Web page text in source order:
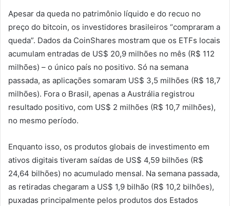
Apesar da queda no patrimônio líquido e do recuo no
preço do bitcoin, os investidores brasileiros “compraram a
queda”. Dados da CoinShares mostram que os ETFs locais
acumulam entradas de US$ 20,9 milhões no mês (R$ 112
milhões) – o único país no positivo. Só na semana
passada, as aplicações somaram US$ 3,5 milhões (R$ 18,7
milhões). Fora o Brasil, apenas a Austrália registrou
resultado positivo, com US$ 2 milhões (R$ 10,7 milhões),
no mesmo período.
Enquanto isso, os produtos globais de investimento em
ativos digitais tiveram saídas de US$ 4,59 bilhões (R$
24,64 bilhões) no acumulado mensal. Na semana passada,
as retiradas chegaram a US$ 1,9 bilhão (R$ 10,2 bilhões),
puxadas principalmente pelos produtos dos Estados